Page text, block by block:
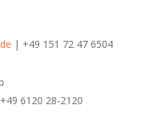
| +49 151 72 47 6504
6120 28-2120